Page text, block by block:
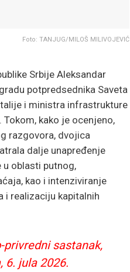
Foto: TANJUG/MILOŠ MILIVOJEVIĆ
Srbije Aleksandar
potpredsednika Saveta
i ministra infrastrukture
kako je ocenjeno,
razgovora, dvojica
dalje unapređenje
oblasti putnog,
kao i intenziviranje
i realizaciju kapitalnih
sastanak,
6. jula 2026.